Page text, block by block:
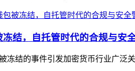
结，自托管时代的合规与安
冻结的事件引发加密货币行业广泛